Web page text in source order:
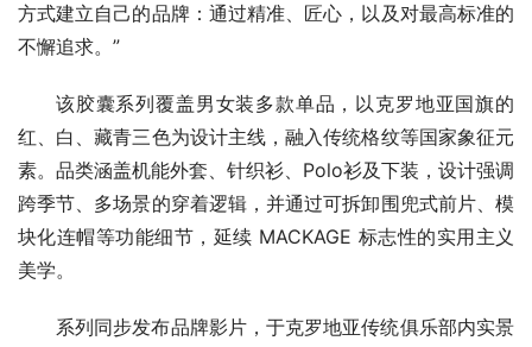
方式建立自己的品牌：通过精准、匠心，以及对最高标准的
不懈追求。”
该胶囊系列覆盖男女装多款单品，以克罗地亚国旗的
红、白、藏青三色为设计主线，融入传统格纹等国家象征元
素。品类涵盖机能外套、针织衫、Polo衫及下装，设计强调
跨季节、多场景的穿着逻辑，并通过可拆卸围兜式前片、模
块化连帽等功能细节，延续 MACKAGE 标志性的实用主义
美学。
系列同步发布品牌影片，于克罗地亚传统俱乐部内实景